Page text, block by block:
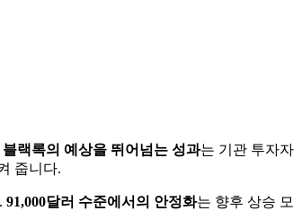
블랙록의 예상을 뛰어넘는 성과는 기관 투자자
줍니다.
91,000달러 수준에서의 안정화는 향후 상승 모